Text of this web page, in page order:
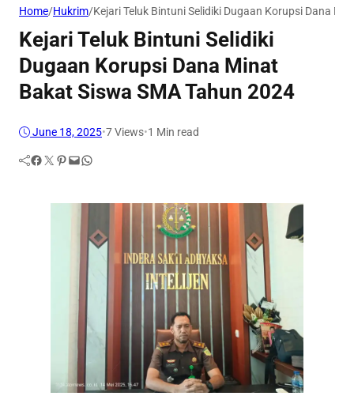
Home/Hukrim/Kejari Teluk Bintuni Selidiki Dugaan Korupsi Dana
Kejari Teluk Bintuni Selidiki
Dugaan Korupsi Dana Minat
Bakat Siswa SMA Tahun 2024
June 18, 2025•7Views•1 Min read
Facebook Twitter Pinterest Mail WhatsApp